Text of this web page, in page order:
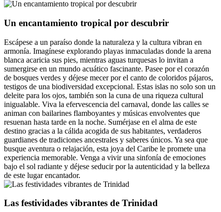
Un encantamiento tropical por descubrir
Escápese a un paraíso donde la naturaleza y la cultura vibran en
armonía. Imagínese explorando playas inmaculadas donde la arena
blanca acaricia sus pies, mientras aguas turquesas lo invitan a
sumergirse en un mundo acuático fascinante. Pasee por el corazón
de bosques verdes y déjese mecer por el canto de coloridos pájaros,
testigos de una biodiversidad excepcional. Estas islas no solo son un
deleite para los ojos, también son la cuna de una riqueza cultural
inigualable. Viva la efervescencia del carnaval, donde las calles se
animan con bailarines flamboyantes y músicas envolventes que
resuenan hasta tarde en la noche. Sumérjase en el alma de este
destino gracias a la cálida acogida de sus habitantes, verdaderos
guardianes de tradiciones ancestrales y saberes únicos. Ya sea que
busque aventura o relajación, esta joya del Caribe le promete una
experiencia memorable. Venga a vivir una sinfonía de emociones
bajo el sol radiante y déjese seducir por la autenticidad y la belleza
de este lugar encantador.
Las festividades vibrantes de Trinidad